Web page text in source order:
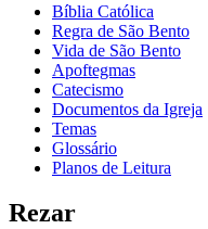
Bíblia Católica
Regra de São Bento
Vida de São Bento
Apoftegmas
Catecismo
Documentos da Igreja
Temas
Glossário
Planos de Leitura
Rezar